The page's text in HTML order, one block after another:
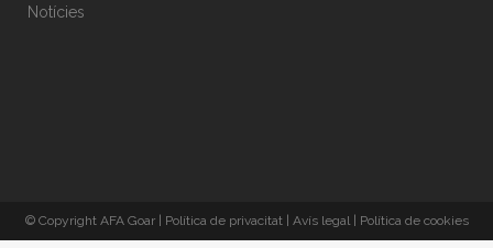
Notícies
© Copyright AFA Goar | Política de privacitat | Avís legal | Política de cookies